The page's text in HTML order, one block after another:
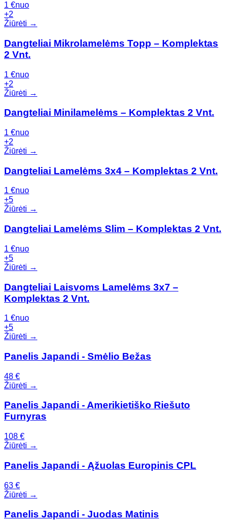
1 €nuo
+2
Žiūrėti →
Dangteliai Mikrolamelėms Topp – Komplektas
2 Vnt.
1 €nuo
+2
Žiūrėti →
Dangteliai Minilamelėms – Komplektas 2 Vnt.
1 €nuo
+2
Žiūrėti →
Dangteliai Lamelėms 3x4 – Komplektas 2 Vnt.
1 €nuo
+5
Žiūrėti →
Dangteliai Lamelėms Slim – Komplektas 2 Vnt.
1 €nuo
+5
Žiūrėti →
Dangteliai Laisvoms Lamelėms 3x7 –
Komplektas 2 Vnt.
1 €nuo
+5
Žiūrėti →
Panelis Japandi - Smėlio Bežas
48 €
Žiūrėti →
Panelis Japandi - Amerikietiško Riešuto
Furnyras
108 €
Žiūrėti →
Panelis Japandi - Ąžuolas Europinis CPL
63 €
Žiūrėti →
Panelis Japandi - Juodas Matinis